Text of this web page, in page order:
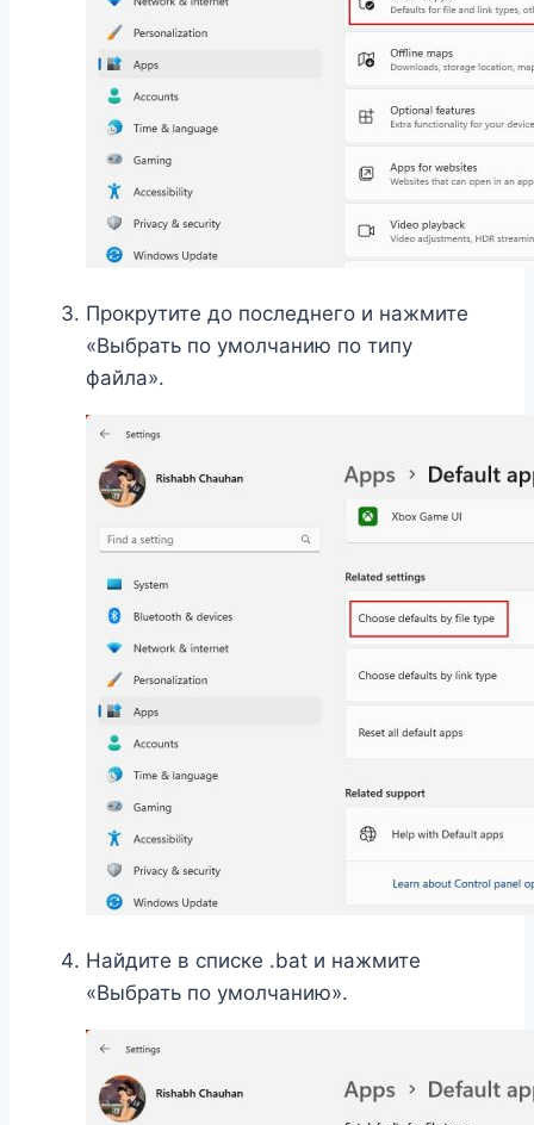
Прокрутите до последнего и нажмите
«Выбрать по умолчанию по типу
файла».
Найдите в списке .bat и нажмите
«Выбрать по умолчанию».